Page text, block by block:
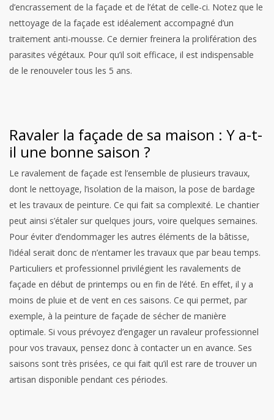
d’encrassement de la façade et de l’état de celle-ci. Notez que le
nettoyage de la façade est idéalement accompagné d’un
traitement anti-mousse. Ce dernier freinera la prolifération des
parasites végétaux. Pour qu’il soit efficace, il est indispensable
de le renouveler tous les 5 ans.
Ravaler la façade de sa maison : Y a-t-
il une bonne saison ?
Le ravalement de façade est l’ensemble de plusieurs travaux,
dont le nettoyage, l’isolation de la maison, la pose de bardage
et les travaux de peinture. Ce qui fait sa complexité. Le chantier
peut ainsi s’étaler sur quelques jours, voire quelques semaines.
Pour éviter d’endommager les autres éléments de la bâtisse,
l’idéal serait donc de n’entamer les travaux que par beau temps.
Particuliers et professionnel privilégient les ravalements de
façade en début de printemps ou en fin de l’été. En effet, il y a
moins de pluie et de vent en ces saisons. Ce qui permet, par
exemple, à la peinture de façade de sécher de manière
optimale. Si vous prévoyez d’engager un ravaleur professionnel
pour vos travaux, pensez donc à contacter un en avance. Ses
saisons sont très prisées, ce qui fait qu’il est rare de trouver un
artisan disponible pendant ces périodes.